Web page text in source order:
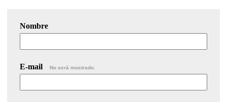
Nombre
E-mail No será mostrado.